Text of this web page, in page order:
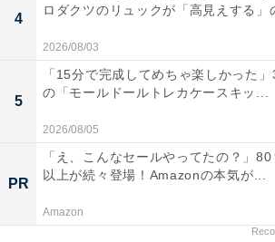
4
ロダクツのリュックが「高見えする」
2026/08/03
5
「15分で完成してめちゃ楽しかった
の「モールドールトレカケースキッ...
2026/08/05
PR
「え、こんなセールやってたの？」
以上が続々登場！Amazonの本気が...
Amazon